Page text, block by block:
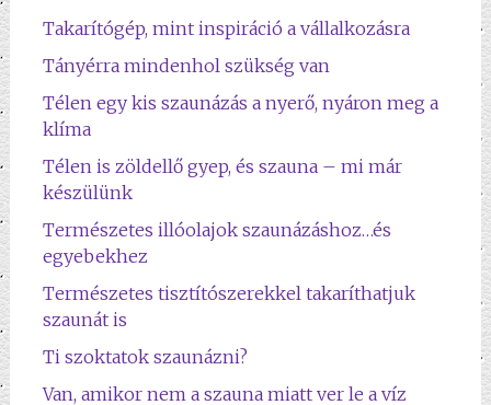
Takarítógép, mint inspiráció a vállalkozásra
Tányérra mindenhol szükség van
Télen egy kis szaunázás a nyerő, nyáron meg a
klíma
Télen is zöldellő gyep, és szauna – mi már
készülünk
Természetes illóolajok szaunázáshoz…és
egyebekhez
Természetes tisztítószerekkel takaríthatjuk
szaunát is
Ti szoktatok szaunázni?
Van, amikor nem a szauna miatt ver le a víz